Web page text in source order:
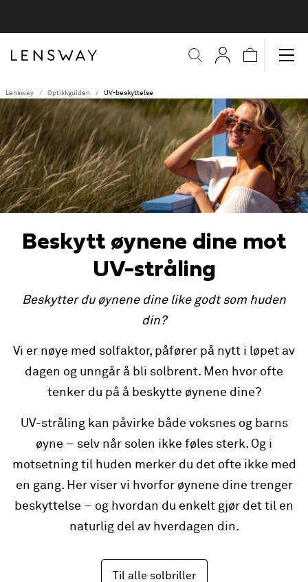
Lensway Optikkguiden UV-beskyttelse
Beskytt øynene dine mot
UV-stråling
Beskytter du øynene dine like godt som huden
din?
Vi er nøye med solfaktor, påfører på nytt i løpet av
dagen og unngår å bli solbrent. Men hvor ofte
tenker du på å beskytte øynene dine?
UV-stråling kan påvirke både voksnes og barns
øyne – selv når solen ikke føles sterk. Og i
motsetning til huden merker du det ofte ikke med
en gang. Her viser vi hvorfor øynene dine trenger
beskyttelse – og hvordan du enkelt gjør det til en
naturlig del av hverdagen din.
Til alle solbriller